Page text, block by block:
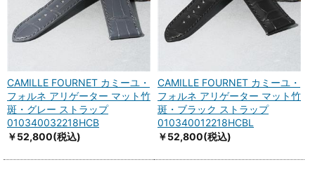
CAMILLE FOURNET カミーユ・
フォルネ アリゲーター マット竹
斑・グレー ストラップ
010340032218HCB
￥52,800(税込)
CAMILLE FOURNET カミーユ・
フォルネ アリゲーター マット竹
斑・ブラック ストラップ
010340012218HCBL
￥52,800(税込)